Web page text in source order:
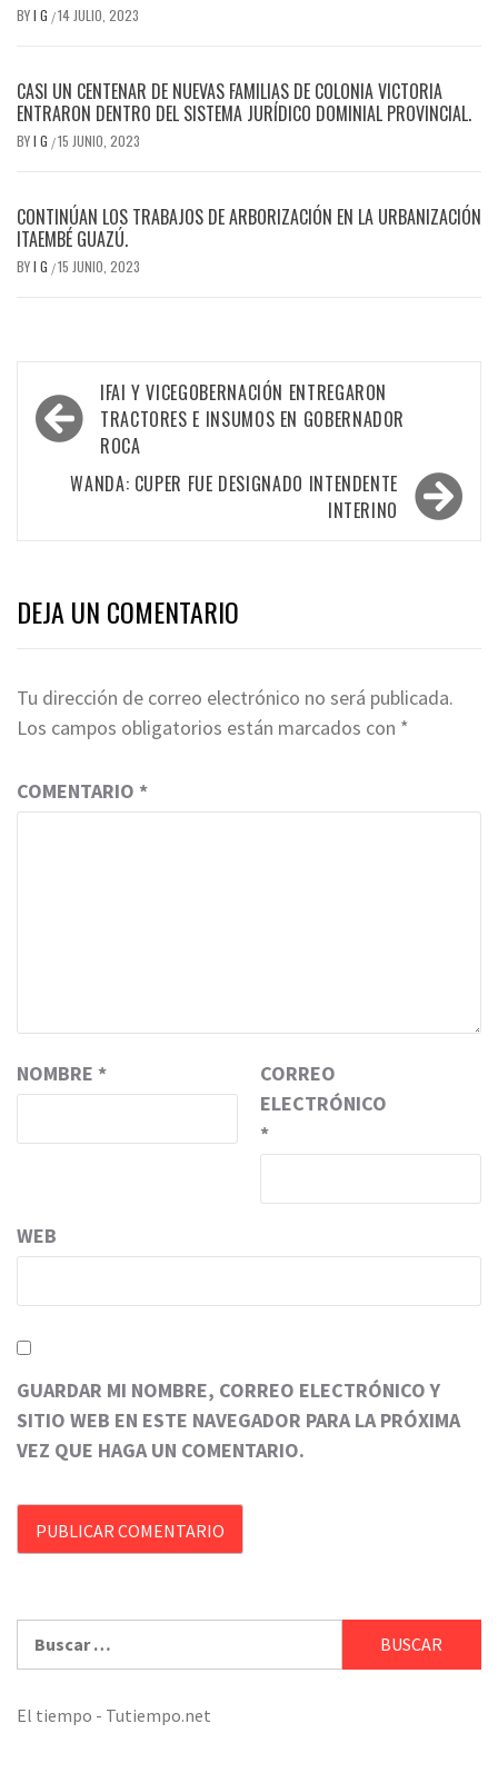
BYI G /14 JULIO, 2023
CASI UN CENTENAR DE NUEVAS FAMILIAS DE COLONIA VICTORIA
ENTRARON DENTRO DEL SISTEMA JURÍDICO DOMINIAL PROVINCIAL.
BYI G /15 JUNIO, 2023
CONTINÚAN LOS TRABAJOS DE ARBORIZACIÓN EN LA URBANIZACIÓN
ITAEMBÉ GUAZÚ.
BYI G /15 JUNIO, 2023
Navegación
de
entradas
IFAI Y VICEGOBERNACIÓN ENTREGARON
TRACTORES E INSUMOS EN GOBERNADOR
ROCA
WANDA: CUPER FUE DESIGNADO INTENDENTE
INTERINO
DEJA UN COMENTARIO
Tu dirección de correo electrónico no será publicada.
Los campos obligatorios están marcados con *
COMENTARIO *
NOMBRE *
CORREO
ELECTRÓNICO
*
WEB
GUARDAR MI NOMBRE, CORREO ELECTRÓNICO Y
SITIO WEB EN ESTE NAVEGADOR PARA LA PRÓXIMA
VEZ QUE HAGA UN COMENTARIO.
El tiempo - Tutiempo.net